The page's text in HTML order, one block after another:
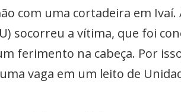
com uma cortadeira em Ivaí.
socorreu a vítima, que foi
ferimento na cabeça. Por
vaga em um leito de